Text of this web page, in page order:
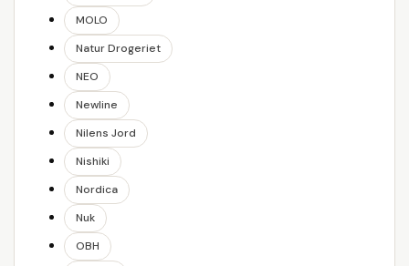
MOLO
Natur Drogeriet
NEO
Newline
Nilens Jord
Nishiki
Nordica
Nuk
OBH